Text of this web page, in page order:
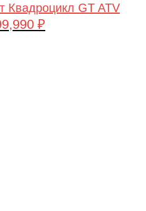
Квадроцикл GT ATV
₽